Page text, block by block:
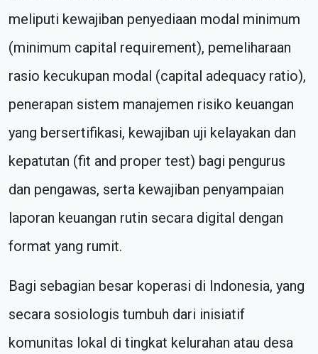
meliputi kewajiban penyediaan modal minimum
(minimum capital requirement), pemeliharaan
rasio kecukupan modal (capital adequacy ratio),
penerapan sistem manajemen risiko keuangan
yang bersertifikasi, kewajiban uji kelayakan dan
kepatutan (fit and proper test) bagi pengurus
dan pengawas, serta kewajiban penyampaian
laporan keuangan rutin secara digital dengan
format yang rumit.
Bagi sebagian besar koperasi di Indonesia, yang
secara sosiologis tumbuh dari inisiatif
komunitas lokal di tingkat kelurahan atau desa